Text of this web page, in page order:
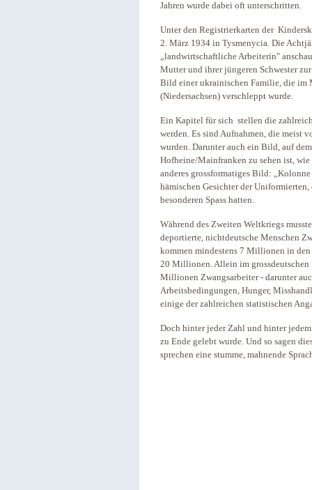
Jahren wurde dabei oft unterschritten.
Unter den Registrierkarten der
2. März 1934 in Tysmenycia. Die
„landwirtschaftliche Arbeiterin"
Mutter und ihrer jüngeren Schwester
Bild einer ukrainischen Familie, die im
(Niedersachsen) verschleppt wurde.
Ein Kapitel für sich stellen die
werden. Es sind Aufnahmen, die meist
wurden. Darunter auch ein Bild, auf
Hofheine/Mainfranken zu sehen ist,
anderes grossformatiges Bild:
hämischen Gesichter der
besonderen Spass hatten.
Während des Zweiten Weltkriegs
deportierte, nichtdeutsche Menschen
kommen mindestens 7 Millionen in
20 Millionen. Allein im grossdeutschen
Millionen Zwangsarbeiter - darunter
Arbeitsbedingungen, Hunger,
einige der zahlreichen statistischen
Doch hinter jeder Zahl und hinter
zu Ende gelebt wurde. Und so sagen
sprechen eine stumme, mahnende